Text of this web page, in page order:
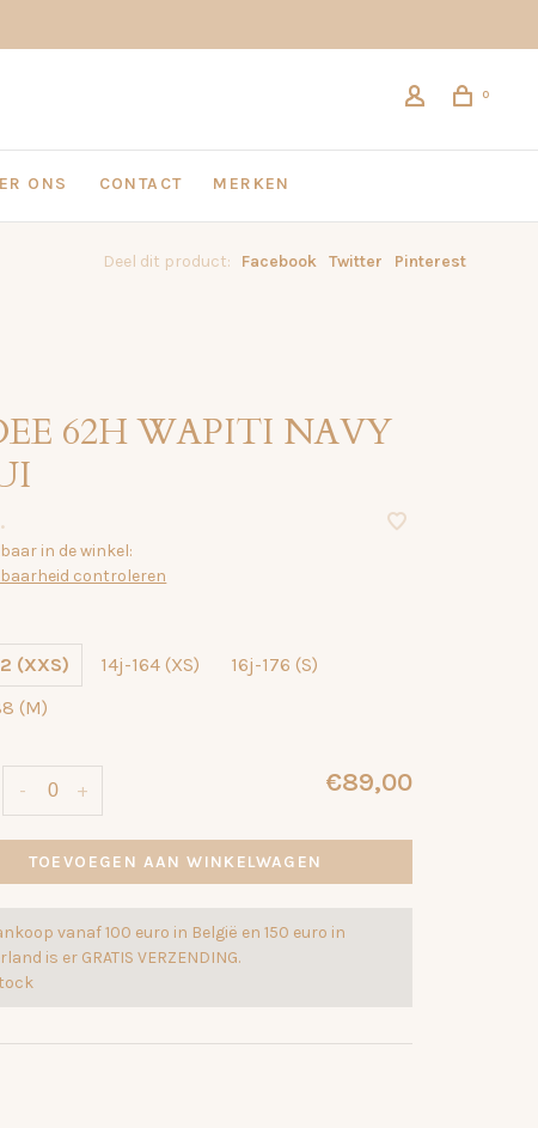
0
ONS CONTACT MERKEN
Deel dit product: Facebook Twitter Pinterest
62H WAPITI NAVY
•
in de winkel:
controleren
(XXS) 14j-164 (XS)
16j-176 (S)
(M)
+
- €89,00
TOEVOEGEN AAN WINKELWAGEN
vanaf 100 euro in België en 150 euro in
is er GRATIS VERZENDING.